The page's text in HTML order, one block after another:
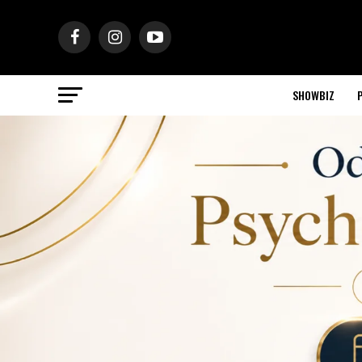
SHOWBIZ